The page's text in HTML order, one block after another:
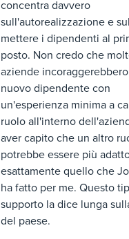
concentra davvero
sull'autorealizzazione e
mettere i dipendenti al
posto. Non credo che
aziende
nuovo dipendente con
un'esperienza minima a
ruolo all'interno
aver capito che un altro
potrebbe essere più
esattamente quello che
ha fatto per me. Questo
supporto la dice lunga
del paese.